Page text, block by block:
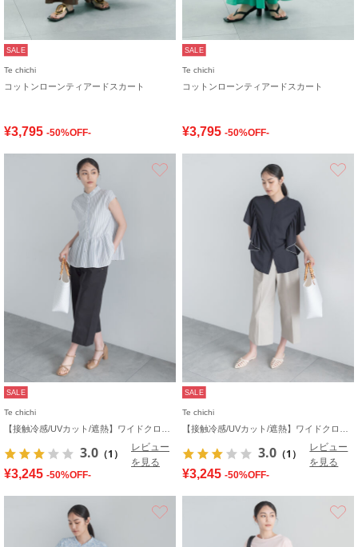
SALE
Te chichi
コットンローンティアードスカート
¥3,795 -50%OFF-
SALE
Te chichi
コットンローンティアードスカート
¥3,795 -50%OFF-
SALE
Te chichi
3.0 （1）
レビュー
を見る
¥3,245 -50%OFF-
SALE
Te chichi
3.0 （1）
レビュー
を見る
¥3,245 -50%OFF-